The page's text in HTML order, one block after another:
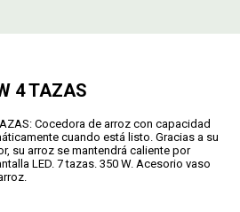
4 TAZAS
Cocedora de arroz con capacidad
cuando está listo. Gracias a su
su arroz se mantendrá caliente por
LED. 7 tazas. 350 W. Acesorio vaso
DE PAGO